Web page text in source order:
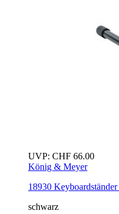
UVP: CHF 66.00
König & Meyer
18930 Keyboardständer
schwarz